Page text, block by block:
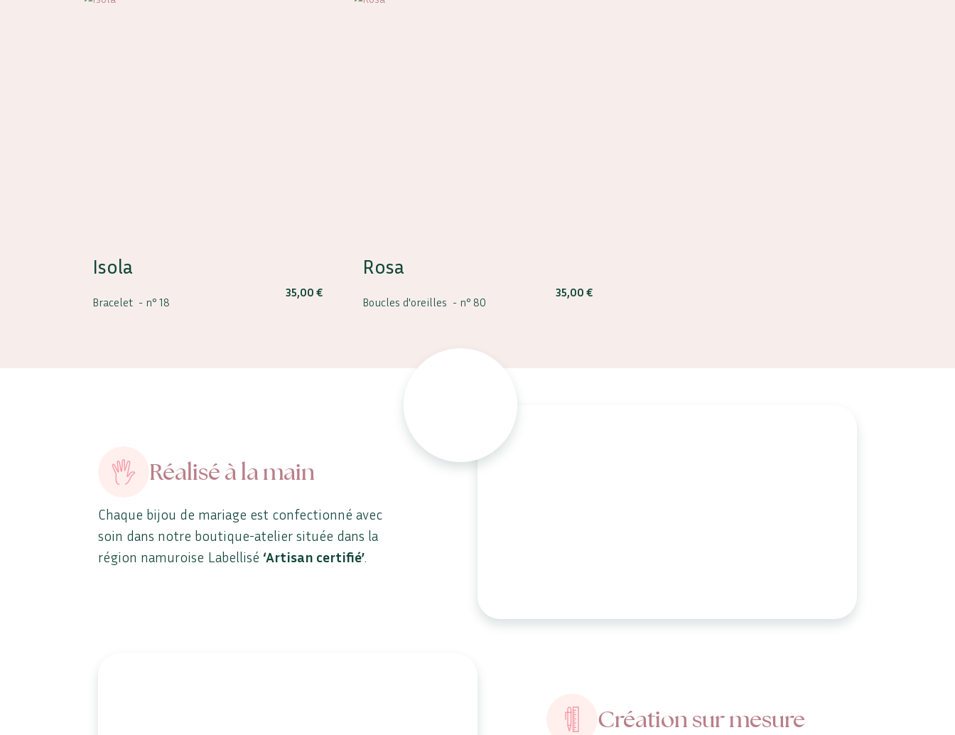
Isola
Bracelet - n° 18
35,00 €
Rosa
Boucles d'oreilles - n° 80
35,00 €
Réalisé à la main
Chaque bijou de mariage est confectionné avec
soin dans notre boutique-atelier située dans la
région namuroise Labellisé ‘Artisan certifié’
Création sur mesure